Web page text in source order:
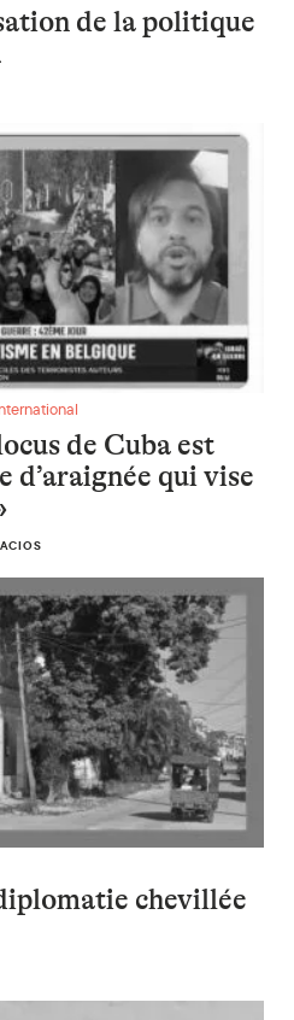
de la politique
est une immense toile
de Cuba est
d’araignée qui vise
chevillée au corps
chevillée